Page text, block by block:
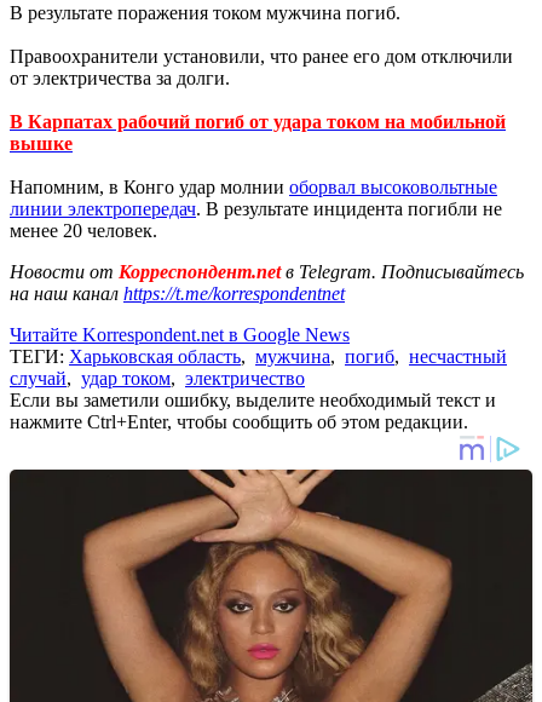
В результате поражения током мужчина погиб.
Правоохранители установили, что ранее его дом отключили
от электричества за долги.
В Карпатах рабочий погиб от удара током на мобильной
вышке
Напомним, в Конго удар молнии оборвал высоковольтные
линии электропередач. В результате инцидента погибли не
менее 20 человек.
Новости от Корреспондент.netв Telegram. Подписывайтесь
на наш канал https://t.me/korrespondentnet
Читайте Korrespondent.net в Google News
ТЕГИ: Харьковская область, мужчина, погиб, несчастный
случай, удар током, электричество
Если вы заметили ошибку, выделите необходимый текст и
нажмите Ctrl+Enter, чтобы сообщить об этом редакции.